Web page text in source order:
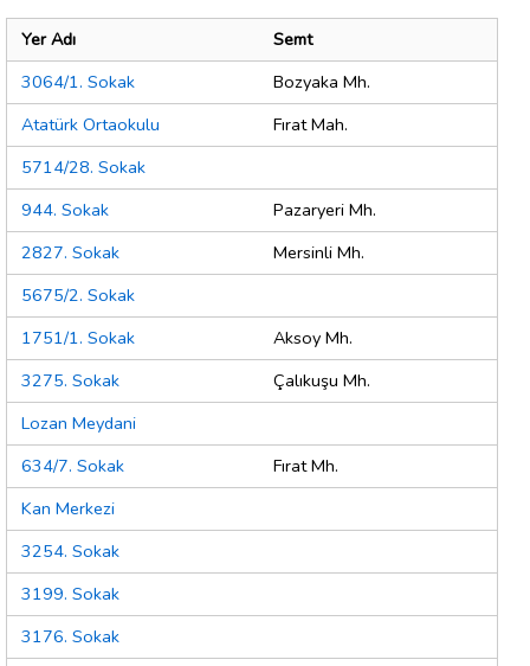
Yer Adı
Semt
3064/1. Sokak
Bozyaka Mh.
Atatürk Ortaokulu
Fırat Mah.
5714/28. Sokak
944. Sokak
Pazaryeri Mh.
2827. Sokak
Mersinli Mh.
5675/2. Sokak
1751/1. Sokak
Aksoy Mh.
3275. Sokak
Çalıkuşu Mh.
Lozan Meydani
634/7. Sokak
Fırat Mh.
Kan Merkezi
3254. Sokak
3199. Sokak
3176. Sokak